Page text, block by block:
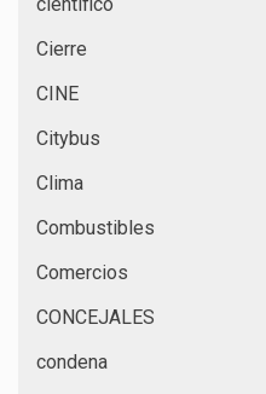
Cierre
CINE
Citybus
Clima
Combustibles
Comercios
CONCEJALES
condena